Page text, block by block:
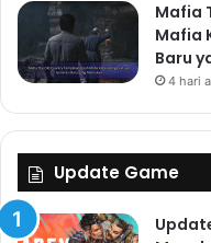
Mafia
Mafia
Baru
4 hari
Update Game